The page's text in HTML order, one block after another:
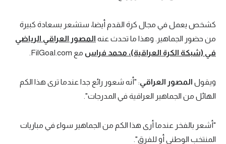
كشخص يعمل في مجال كرة القدم أيضا، ستشعر بسعادة كبيرة
من حضور الجماهير. وهذا ما تحدث عنه المصور العراقي الرياضي
في (شبكة الكرة العراقية)، محمد فراس مع FilGoal.com.
ويقول المصور العراقي: "أنه شعور رائع جدا عندما ترى هذا الكم
الهائل من الجماهير العراقية في المدرجات".
"أشعر بالفخر عندما أرى هذا الكم من الجماهير سواء في مباريات
المنتخب الوطني أو للفرق".